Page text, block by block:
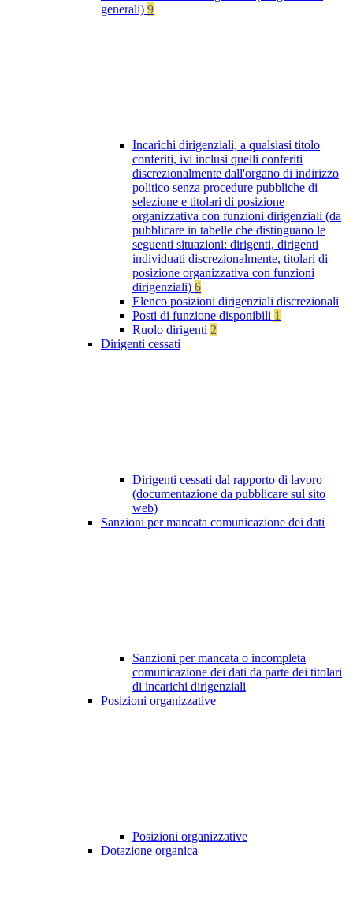
generali) 9
Incarichi dirigenziali, a qualsiasi titolo
conferiti, ivi inclusi quelli conferiti
discrezionalmente dall'organo di indirizzo
politico senza procedure pubbliche di
selezione e titolari di posizione
organizzativa con funzioni dirigenziali (da
pubblicare in tabelle che distinguano le
seguenti situazioni: dirigenti, dirigenti
individuati discrezionalmente, titolari di
posizione organizzativa con funzioni
dirigenziali) 6
Elenco posizioni dirigenziali discrezionali
Posti di funzione disponibili 1
Ruolo dirigenti 2
Dirigenti cessati
Dirigenti cessati dal rapporto di lavoro
(documentazione da pubblicare sul sito
web)
Sanzioni per mancata comunicazione dei dati
Sanzioni per mancata o incompleta
comunicazione dei dati da parte dei titolari
di incarichi dirigenziali
Posizioni organizzative
Posizioni organizzative
Dotazione organica